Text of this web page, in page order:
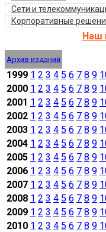
Сети и
Корпоративные
Наш
Архив изданий
1999 1 2 3 4 5 6 7 8 9
2000 1 2 3 4 5 6 7 8 9
2001 1 2 3 4 5 6 7 8 9
2002 1 2 3 4 5 6 7 8 9
2003 1 2 3 4 5 6 7 8 9
2004 1 2 3 4 5 6 7 8 9
2005 1 2 3 4 5 6 7 8 9
2006 1 2 3 4 5 6 7 8 9
2007 1 2 3 4 5 6 7 8 9
2008 1 2 3 4 5 6 7 8 9
2009 1 2 3 4 5 6 7 8 9
2010 1 2 3 4 5 6 7 8 9